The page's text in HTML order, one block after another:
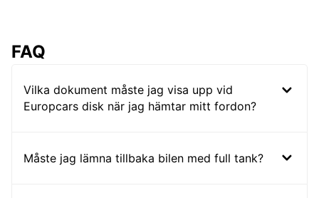
FAQ
Vilka dokument måste jag visa upp vid
Europcars disk när jag hämtar mitt fordon?
Måste jag lämna tillbaka bilen med full tank?